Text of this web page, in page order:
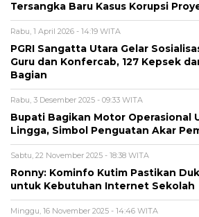
Tersangka Baru Kasus Korupsi
Rabu, 1 April 2026 - 14:19 WITA
PGRI Sangatta Utara Gelar
Guru dan Konfercab, 127 Kepsek
Bagian
Rabu, 3 Desember 2025 - 09:33 WITA
Bupati Bagikan Motor Operasional
Lingga, Simbol Penguatan Akar
Sabtu, 22 November 2025 - 18:38 WITA
Ronny: Kominfo Kutim Pastikan
untuk Kebutuhan Internet Sekolah
Minggu, 16 November 2025 - 14:46 WITA